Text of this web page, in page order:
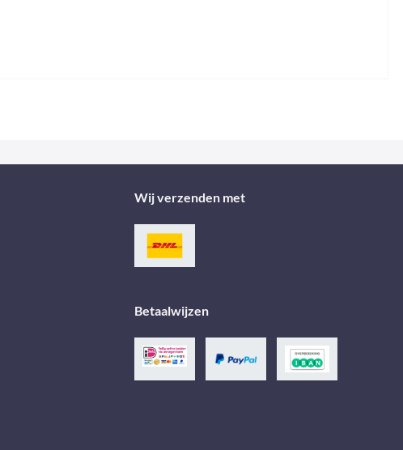
Wij verzenden met
Betaalwijzen